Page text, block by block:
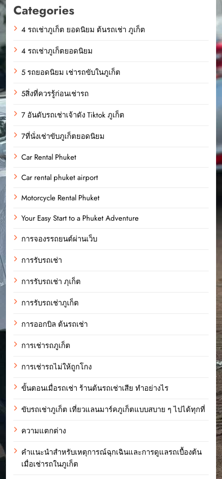
Categories
4 รถเช่าภูเก็ต ยอดนิยม ต้นรถเช่า ภูเก็ต
4 รถเช่าภูเก็ตยอดนิยม
5 รถยอดนิยม เช่ารถขับในภูเก็ต
5สิ่งที่ควรรู้ก่อนเช่ารถ
7 อันดับรถเช่าเจ้าดัง Tiktok ภูเก็ต
7ที่นั่งเช่าขับภูเก็ตยอดนิยม
Car Rental Phuket
Car rental phuket airport
Motorcycle Rental Phuket
Your Easy Start to a Phuket Adventure
การจองรรถยนต์ผ่านเว็บ
การรับรถเช่า
การรับรถเช่า ภุเก็ต
การรับรถเช่าภูเก็ต
การออกบิล ต้นรถเช่า
การเช่ารถภูเก็ต
การเช่ารถไม่ให้ถูกโกง
ขั้นตอนเมื่อรถเช่า ร้านต้นรถเช่าเสีย ทำอย่างไร
ขับรถเช่าภูเก็ต เที่ยวแลนมาร์คภูเก็ตแบบสบาย ๆ ไปได้ทุกที่
ความแตกต่าง
คำแนะนำสำหรับเหตุการณ์ฉุกเฉินและการดูแลรถเบื้องต้น
เมื่อเช่ารถในภูเก็ต